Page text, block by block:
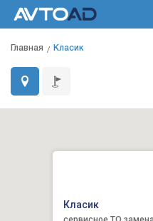
Главная Класик
Класик